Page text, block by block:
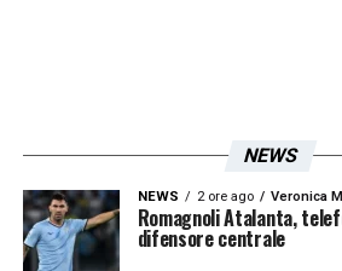
NEWS
NEWS 2 ore ago Veronica
Romagnoli Atalanta,
difensore centrale